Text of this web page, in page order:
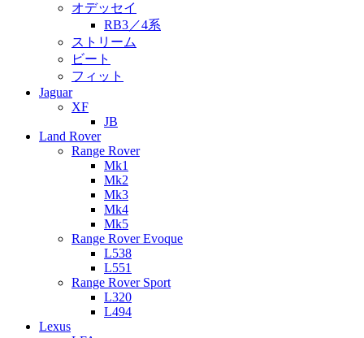
オデッセイ
RB3／4系
ストリーム
ビート
フィット
Jaguar
XF
JB
Land Rover
Range Rover
Mk1
Mk2
Mk3
Mk4
Mk5
Range Rover Evoque
L538
L551
Range Rover Sport
L320
L494
Lexus